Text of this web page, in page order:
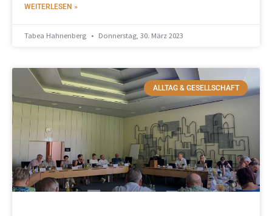
WEITERLESEN »
Tabea Hahnenberg Donnerstag, 30. März 2023
ALLTAG & GESELLSCHAFT